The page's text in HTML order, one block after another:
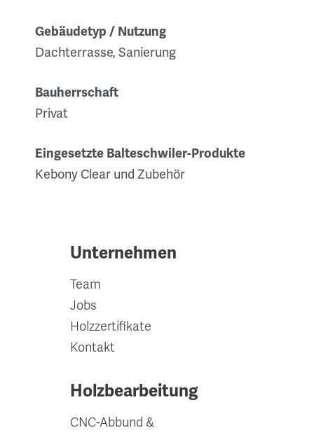
Gebäudetyp / Nutzung
Dachterrasse, Sanierung
Bauherrschaft
Privat
Eingesetzte Balteschwiler-Produkte
Kebony Clear und Zubehör
Unternehmen
Team
Jobs
Holzzertifikate
Kontakt
Holzbearbeitung
CNC-Abbund &